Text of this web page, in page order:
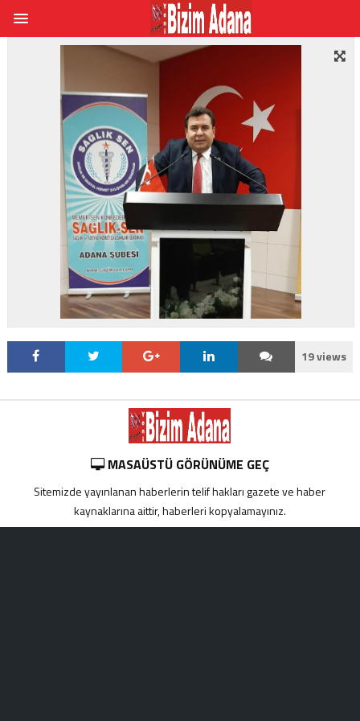
19 views
MASAÜSTÜ GÖRÜNÜME GEÇ
Sitemizde yayınlanan haberlerin telif hakları gazete ve haber
kaynaklarına aittir, haberleri kopyalamayınız.